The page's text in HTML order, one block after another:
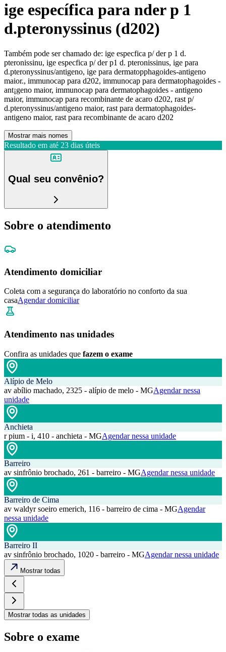
ige específica para nder p 1
d.pteronyssinus (d202)
Também pode ser chamado de: ige especfica p/ der p 1 d.
pteronissinu, ige especfica p/ der p1 d. pteronissinus, ige para
d.pteronyssinus/antigeno, ige para dermatopphagoides-antigeno
maior., immunocap para d202, immunocap para dermatophagoides -
ant¡geno maior, immunocap para dermatophagoides - antigeno
maior, immunocap para recombinante de acaro d202, rast p/
d.pteronyssinus/antigeno maior, rast para dermatophagoides-
antigeno maior, rast para recombinante de acaro d202
Mostrar mais nomes
Resultado em até 23 dias úteis
Qual seu convênio?
Sobre o atendimento
Atendimento domiciliar
Coleta com a segurança do laboratório no conforto da sua
casaAgendar domiciliar
Atendimento nas unidades
Confira as unidades que fazem o exame
Alípio de Melo
av abílio machado, 2325 - alípio de melo - MGAgendar nessa
unidade
Anchieta
r pium - i, 410 - anchieta - MGAgendar nessa unidade
Barreiro
av sinfrônio brochado, 261 - barreiro - MGAgendar nessa unidade
Barreiro de Cima
av waldyr soeiro emerich, 116 - barreiro de cima - MGAgendar
nessa unidade
Barreiro II
av sinfrônio brochado, 1020 - barreiro - MGAgendar nessa unidade
Mostrar todas
Mostrar todas as unidades
Sobre o exame